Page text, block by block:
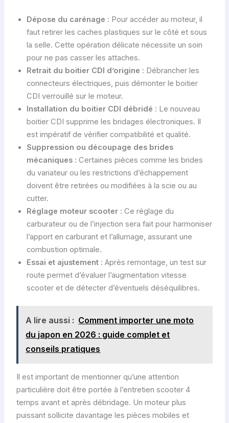
Dépose du carénage : Pour accéder au moteur, il
faut retirer les caches plastiques sur le côté et sous
la selle. Cette opération délicate nécessite un soin
pour ne pas casser les attaches.
Retrait du boitier CDI d’origine : Débrancher les
connecteurs électriques, puis démonter le boitier
CDI verrouillé sur le moteur.
Installation du boitier CDI débridé : Le nouveau
boitier CDI supprime les bridages électroniques. Il
est impératif de vérifier compatibilité et qualité.
Suppression ou découpage des brides
mécaniques: Certaines pièces comme les brides
du variateur ou les restrictions d’échappement
doivent être retirées ou modifiées à la scie ou au
cutter.
Réglage moteur scooter: Ce réglage du
carburateur ou de l’injection sera fait pour harmoniser
l’apport en carburant et l’allumage, assurant une
combustion optimale.
Essai et ajustement: Après remontage, un test sur
route permet d’évaluer l’augmentation vitesse
scooter et de détecter d’éventuels déséquilibres.
A lire aussi : Comment importer une moto
du japon en 2026 : guide complet et
conseils pratiques
Il est important de mentionner qu’une attention
particulière doit être portée à l’entretien scooter 4
temps avant et après débridage. Un moteur plus
puissant sollicite davantage les pièces mobiles et